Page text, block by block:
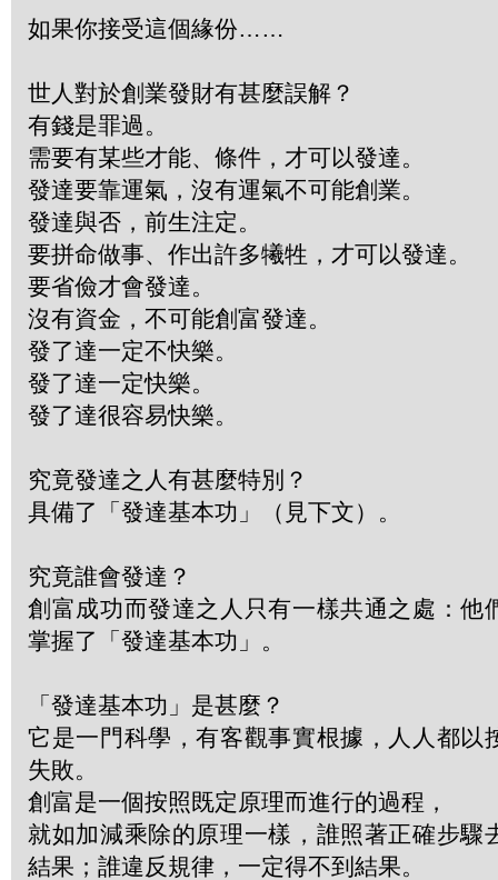
如果你接受這個緣份……
世人對於創業發財有甚麼誤解？
有錢是罪過。
需要有某些才能、條件，才可以發達。
發達要靠運氣，沒有運氣不可能創業。
發達與否，前生注定。
要拼命做事、作出許多犧牲，才可以發達。
要省儉才會發達。
沒有資金，不可能創富發達。
發了達一定不快樂。
發了達一定快樂。
發了達很容易快樂。
究竟發達之人有甚麼特別？
具備了「發達基本功」（見下文）。
究竟誰會發達？
創富成功而發達之人只有一樣共通之處：他
掌握了「發達基本功」。
「發達基本功」是甚麼？
它是一門科學，有客觀事實根據，人人都以
失敗。
創富是一個按照既定原理而進行的過程，
就如加減乘除的原理一樣，誰照著正確步驟
結果；誰違反規律，一定得不到結果。